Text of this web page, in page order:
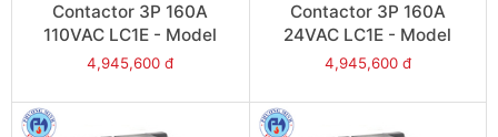
Contactor 3P 160A
110VAC LC1E - Model
LC1E160F6
4,945,600 đ
Contactor 3P 160A
24VAC LC1E - Model
LC1E160B6
4,945,600 đ